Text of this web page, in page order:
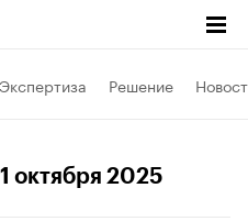
Экспертиза Решение
октября 2025